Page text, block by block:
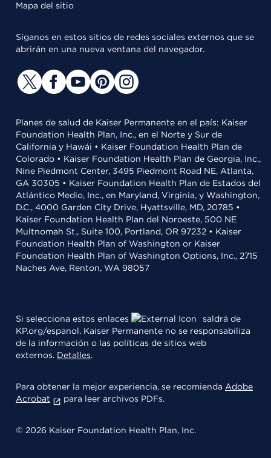
Mapa del sitio
Síganos en estos sitios de redes sociales externos que se
abrirán en una nueva ventana del navegador.
Planes de salud de Kaiser Permanente en el país: Kaiser
Foundation Health Plan, Inc., en el Norte y Sur de
California y Hawái • Kaiser Foundation Health Plan de
Colorado • Kaiser Foundation Health Plan de Georgia, Inc.,
Nine Piedmont Center, 3495 Piedmont Road NE, Atlanta,
GA 30305 • Kaiser Foundation Health Plan de Estados del
Atlántico Medio, Inc., en Maryland, Virginia, y Washington,
D.C., 4000 Garden City Drive, Hyattsville, MD, 20785 •
Kaiser Foundation Health Plan del Noroeste, 500 NE
Multnomah St., Suite 100, Portland, OR 97232 • Kaiser
Foundation Health Plan of Washington or Kaiser
Foundation Health Plan of Washington Options, Inc., 2715
Naches Ave, Renton, WA 98057
Si selecciona estos enlaces
saldrá de
KP.org/espanol. Kaiser Permanente no se responsabiliza
de la información o las políticas de sitios web
externos. Detalles.
Para obtener la mejor experiencia, se recomienda Adobe
Acrobat
para leer archivos PDFs.
© 2026 Kaiser Foundation Health Plan, Inc.